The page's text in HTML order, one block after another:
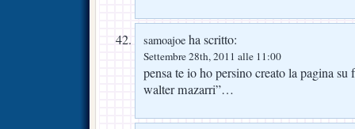
samoajoe ha scritto:
Settembre 28th, 2011 alle 11:00
pensa te io ho persino creato la pagina su
walter mazarri”…